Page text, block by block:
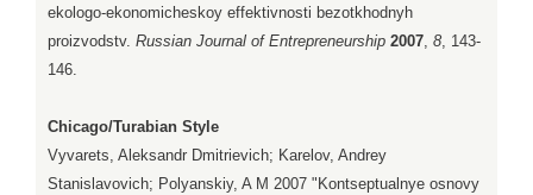
ekologo-ekonomicheskoy effektivnosti bezotkhodnyh
proizvodstv. Russian Journal of Entrepreneurship 2007, 8, 143-
146.
Chicago/Turabian Style
Vyvarets, Aleksandr Dmitrievich; Karelov, Andrey
Stanislavovich; Polyanskiy, A M 2007 "Kontseptualnye osnovy